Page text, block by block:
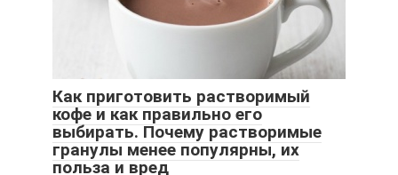
Как приготовить растворимый
кофе и как правильно его
выбирать. Почему растворимые
гранулы менее популярны, их
польза и вред